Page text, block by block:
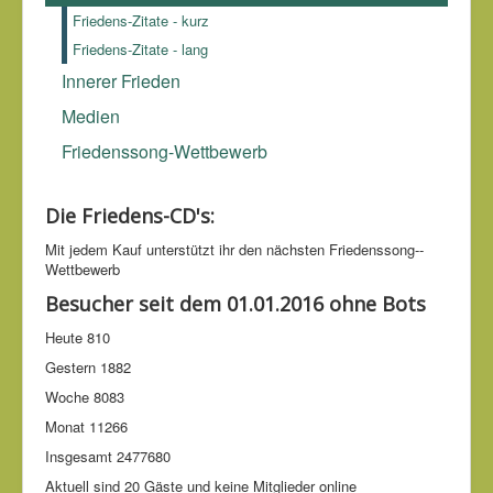
Friedens-Zitate - kurz
Friedens-Zitate - lang
Innerer Frieden
Medien
Friedenssong-Wettbewerb
Die Friedens-CD's:
Mit jedem Kauf unter­stützt ihr den nächsten Friedens­song-­
Wettbe­werb
Besucher seit dem 01.01.2016 ohne Bots
Heute 810
Gestern 1882
Woche 8083
Monat 11266
Insgesamt 2477680
Aktuell sind 20 Gäste und keine Mitglieder online